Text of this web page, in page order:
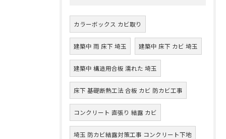
カラーボックス カビ取り
建築中 雨 床下 埼玉 建築中 床下 カビ 埼玉
建築中 構造用合板 濡れた 埼玉
床下 基礎断熱工法 合板 カビ 防カビ工事
コンクリート 直張り 結露 カビ
埼玉 防カビ結露対策工事 コンクリート下地